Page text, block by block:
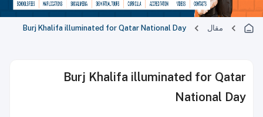
مقال Burj Khalifa illuminated for Qatar National Day
Burj Khalifa illuminated for Qatar
National Day